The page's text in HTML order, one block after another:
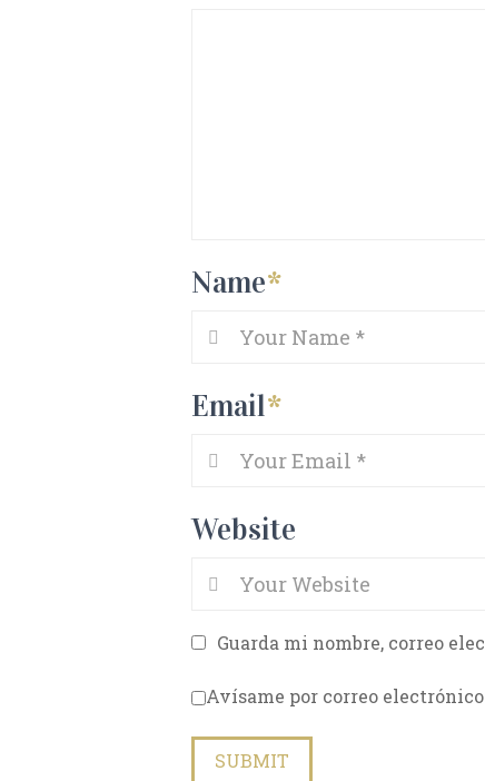
Name*
Email*
Website
Guarda mi nombre, correo
Avísame por correo